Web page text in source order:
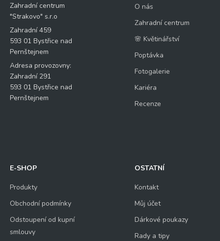
Zahradní centrum
"Strakovo" s.r.o
Zahradní 459
593 01 Bystřice nad
Pernštejnem
Adresa provozovny:
Zahradní 291
593 01 Bystřice nad
Pernštejnem
O nás
Zahradní centrum
🌸 Květinářství
Poptávka
Fotogalerie
Kariéra
Recenze
E-SHOP
Produkty
Obchodní podmínky
Odstoupení od kupní
smlouvy
OSTATNÍ
Kontakt
Můj účet
Dárkové poukazy
Rady a tipy